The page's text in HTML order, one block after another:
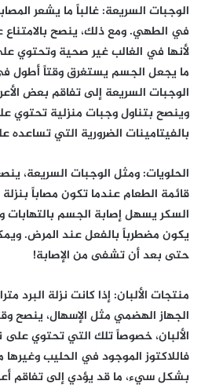
الوجبات السريعة: غالباً ما يشعر
في الطهي. ومع ذلك، ينصح بالامتناع
لأنها في الغالب غير صحية وتحتوي
ما يجعل الجسم يستغرق وقتاً أطول
الوجبات السريعة إلى تفاقم بعض
وينصح بتناول وجبات منزلية تحتوي
بالفيتامينات الضرورية التي تساعده
الحلويات: ومثل الوجبات السريعة،
قائمة الطعام عندما تكون مصاباً
السكر يسهل إصابة الجسم بالتهابات
يكون مضطرباً بالفعل عند المرض.
حتى بعد أن تشفى من الإصابة!
منتجات الألبان: إذا كانت نزلة البرد
الجهاز الهضمي مثل الإسهال، ينصح
الألبان، خصوصاً تلك التي تحتوي
فاللاكتوز الموجود في الحليب
بشكل سيء، ما قد يؤدي إلى تفاقم